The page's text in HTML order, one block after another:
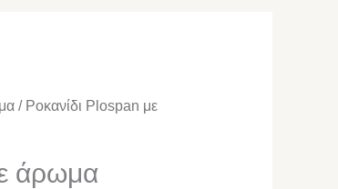
/ Ροκανίδι Plospan με
άρωμα